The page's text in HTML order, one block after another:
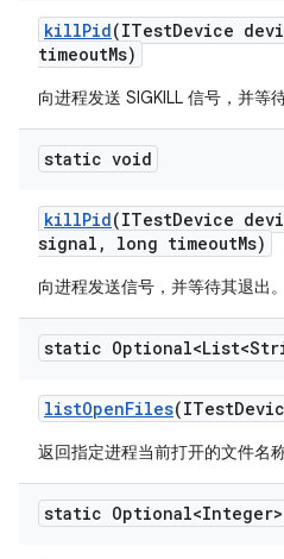
killPid(ITestDevice
timeoutMs)
向进程发送 SIGKILL 信号，并等
static void
killPid(ITestDevice
signal , long timeoutMs)
向进程发送信号，并等待其退出。
static
listOpenFiles(ITest
返回指定进程当前打开的文件名称
static Optional<Integer>